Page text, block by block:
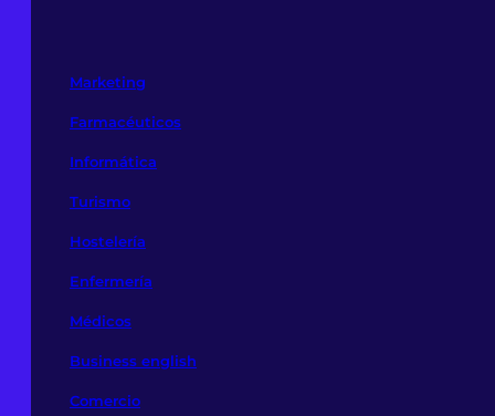
Marketing
Farmacéuticos
Informática
Turismo
Hostelería
Enfermería
Médicos
Business english
Comercio